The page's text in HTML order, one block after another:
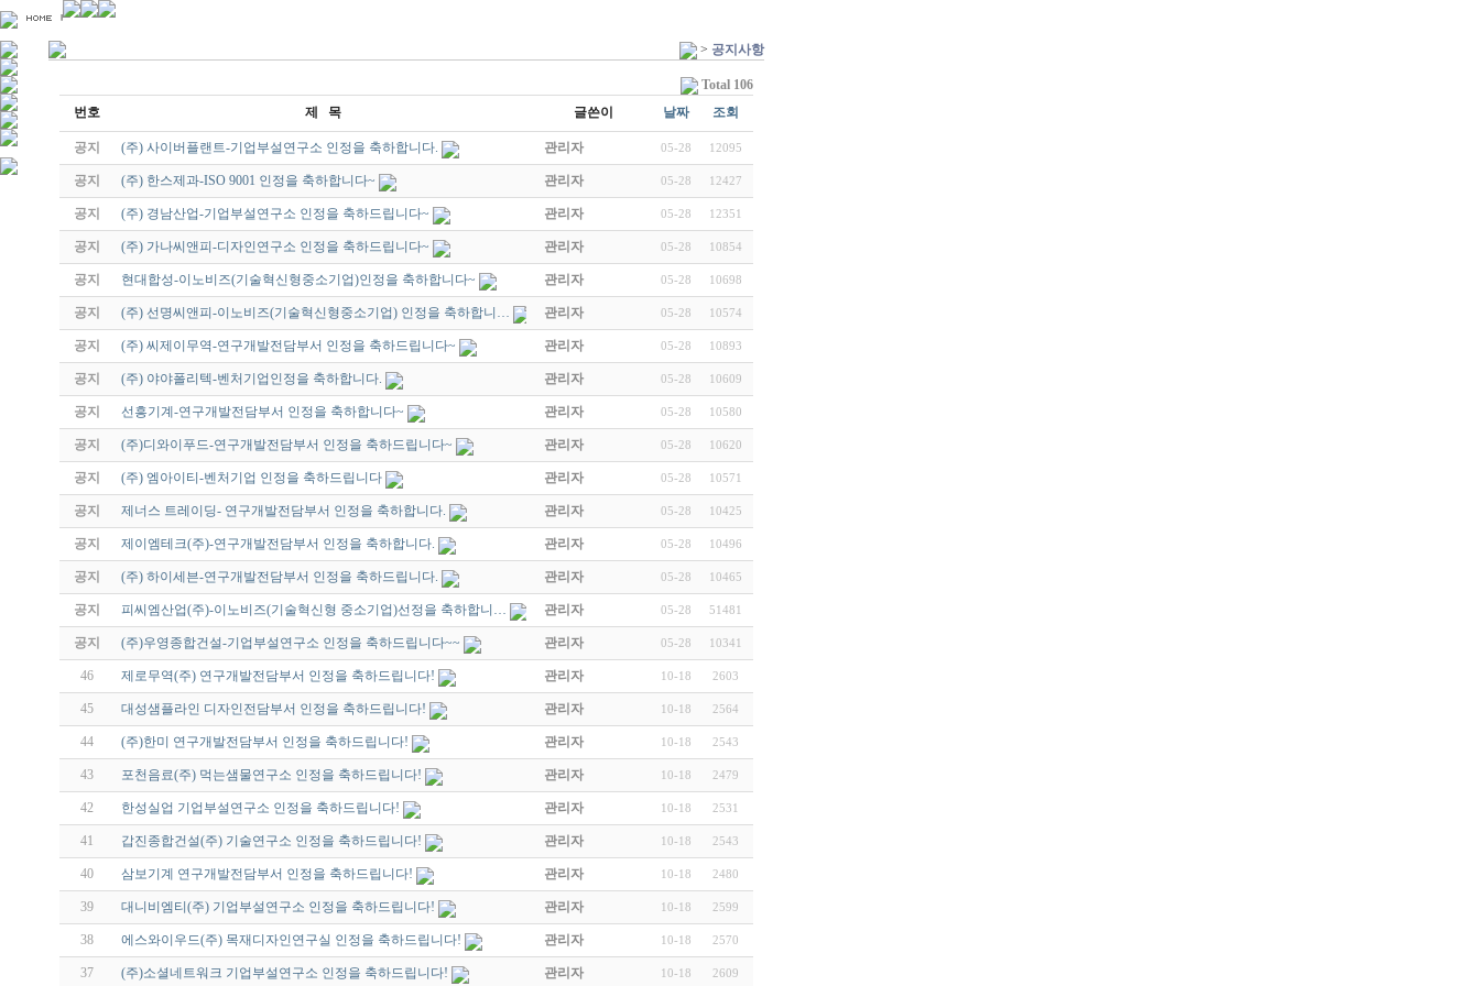
> 공지사항
Total 106
번호
제 목 글쓴이 날짜 조회
공지 (주) 사이버플랜트-기업부설연구소 인정을 축하합니다. 관리자 05-28 12095
공지 (주) 한스제과-ISO 9001 인정을 축하합니다~ 관리자 05-28 12427
공지 (주) 경남산업-기업부설연구소 인정을 축하드립니다~ 관리자 05-28 12351
공지 (주) 가나씨앤피-디자인연구소 인정을 축하드립니다~ 관리자 05-28 10854
공지 현대합성-이노비즈(기술혁신형중소기업)인정을 축하합니다~ 관리자 05-28 10698
공지 (주) 선명씨앤피-이노비즈(기술혁신형중소기업) 인정을 축하합니… 관리자 05-28 10574
공지 (주) 씨제이무역-연구개발전담부서 인정을 축하드립니다~ 관리자 05-28 10893
공지 (주) 야야폴리텍-벤처기업인정을 축하합니다. 관리자 05-28 10609
공지 선흥기계-연구개발전담부서 인정을 축하합니다~ 관리자 05-28 10580
공지 (주)디와이푸드-연구개발전담부서 인정을 축하드립니다~ 관리자 05-28 10620
공지 (주) 엠아이티-벤처기업 인정을 축하드립니다 관리자 05-28 10571
공지 제너스 트레이딩- 연구개발전담부서 인정을 축하합니다. 관리자 05-28 10425
공지 제이엠테크(주)-연구개발전담부서 인정을 축하합니다. 관리자 05-28 10496
공지 (주) 하이세븐-연구개발전담부서 인정을 축하드립니다. 관리자 05-28 10465
공지 피씨엠산업(주)-이노비즈(기술혁신형 중소기업)선정을 축하합니… 관리자 05-28 51481
공지 (주)우영종합건설-기업부설연구소 인정을 축하드립니다~~ 관리자 05-28 10341
46 제로무역(주) 연구개발전담부서 인정을 축하드립니다! 관리자 10-18 2603
45 대성샘플라인 디자인전담부서 인정을 축하드립니다! 관리자 10-18 2564
44 (주)한미 연구개발전담부서 인정을 축하드립니다! 관리자 10-18 2543
43 포천음료(주) 먹는샘물연구소 인정을 축하드립니다! 관리자 10-18 2479
42 한성실업 기업부설연구소 인정을 축하드립니다! 관리자 10-18 2531
41 갑진종합건설(주) 기술연구소 인정을 축하드립니다! 관리자 10-18 2543
40 삼보기계 연구개발전담부서 인정을 축하드립니다! 관리자 10-18 2480
39 대니비엠티(주) 기업부설연구소 인정을 축하드립니다! 관리자 10-18 2599
38 에스와이우드(주) 목재디자인연구실 인정을 축하드립니다! 관리자 10-18 2570
37 (주)소셜네트워크 기업부설연구소 인정을 축하드립니다! 관리자 10-18 2609